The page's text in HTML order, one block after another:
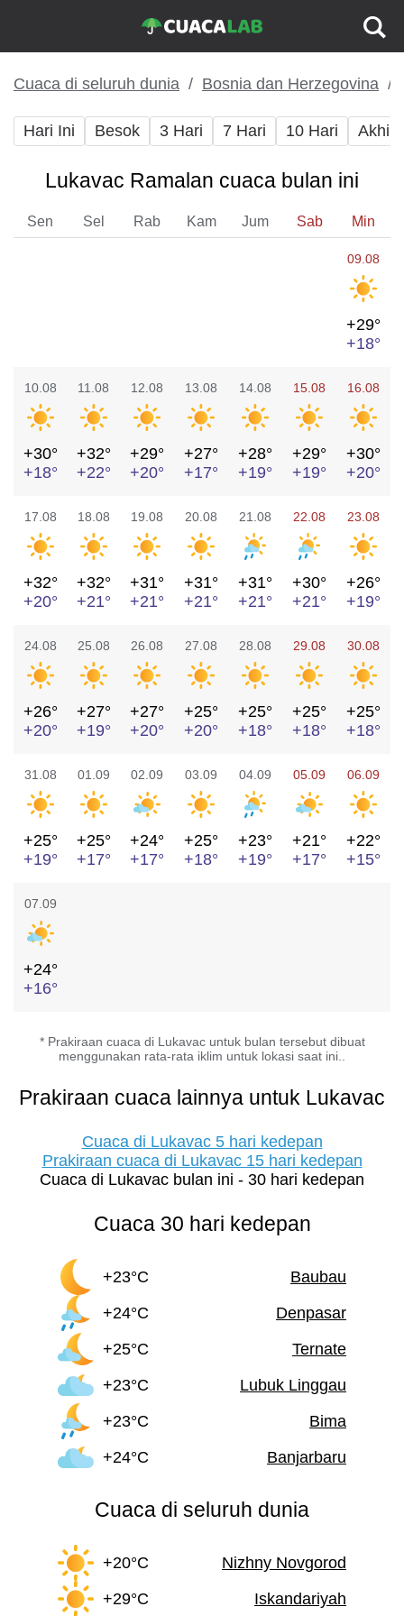
Cuaca di seluruh dunia Bosnia dan Herzegovina
Hari Ini Besok 3 Hari 7 Hari 10 Hari Akhir
Lukavac Ramalan cuaca bulan ini
Sen Sel Rab Kam Jum Sab Min
09.08
+29°
+18°
10.08
+30°
+18°
11.08
+32°
+22°
12.08
+29°
+20°
13.08
+27°
+17°
14.08
+28°
+19°
15.08
+29°
+19°
16.08
+30°
+20°
17.08
+32°
+20°
18.08
+32°
+21°
19.08
+31°
+21°
20.08
+31°
+21°
21.08
+31°
+21°
22.08
+30°
+21°
23.08
+26°
+19°
24.08
+26°
+20°
25.08
+27°
+19°
26.08
+27°
+20°
27.08
+25°
+20°
28.08
+25°
+18°
29.08
+25°
+18°
30.08
+25°
+18°
31.08
+25°
+19°
01.09
+25°
+17°
02.09
+24°
+17°
03.09
+25°
+18°
04.09
+23°
+19°
05.09
+21°
+17°
06.09
+22°
+15°
07.09
+24°
+16°
* Prakiraan cuaca di Lukavac untuk bulan tersebut dibuat
menggunakan rata-rata iklim untuk lokasi saat ini..
Prakiraan cuaca lainnya untuk Lukavac
Cuaca di Lukavac 5 hari kedepan
Prakiraan cuaca di Lukavac 15 hari kedepan
Cuaca di Lukavac bulan ini - 30 hari kedepan
Cuaca 30 hari kedepan
+23°C
Baubau
+24°C
Denpasar
+25°C
Ternate
+23°C
Lubuk Linggau
+23°C
Bima
+24°C
Banjarbaru
Cuaca di seluruh dunia
+20°C
Nizhny Novgorod
+29°C
Iskandariyah